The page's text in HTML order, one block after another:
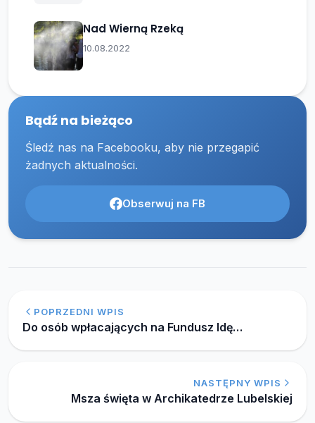
Nad Wierną Rzeką
10.08.2022
Bądź na bieżąco
Śledź nas na Facebooku, aby nie przegapić
żadnych aktualności.
Obserwuj na FB
POPRZEDNI WPIS
Do osób wpłacających na Fundusz Idę…
NASTĘPNY WPIS
Msza święta w Archikatedrze Lubelskiej